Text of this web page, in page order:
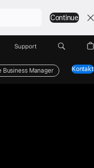
Continue
Support
Business Manager Kontakt